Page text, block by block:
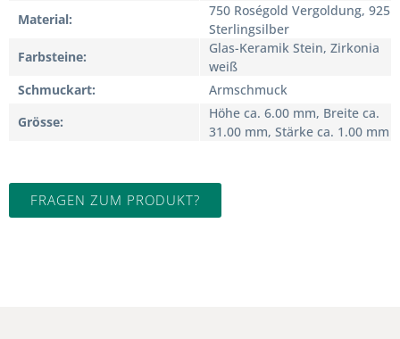
Material
750 Roségold Vergoldung, 925
Sterlingsilber
Farbsteine
Glas-Keramik Stein, Zirkonia
weiß
Schmuckart
Armschmuck
Grösse
Höhe ca. 6.00 mm, Breite ca.
31.00 mm, Stärke ca. 1.00 mm
FRAGEN ZUM PRODUKT?